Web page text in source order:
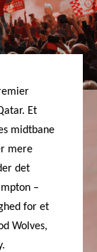
Et
midtbane
mere
det
–
for et
Wolves,